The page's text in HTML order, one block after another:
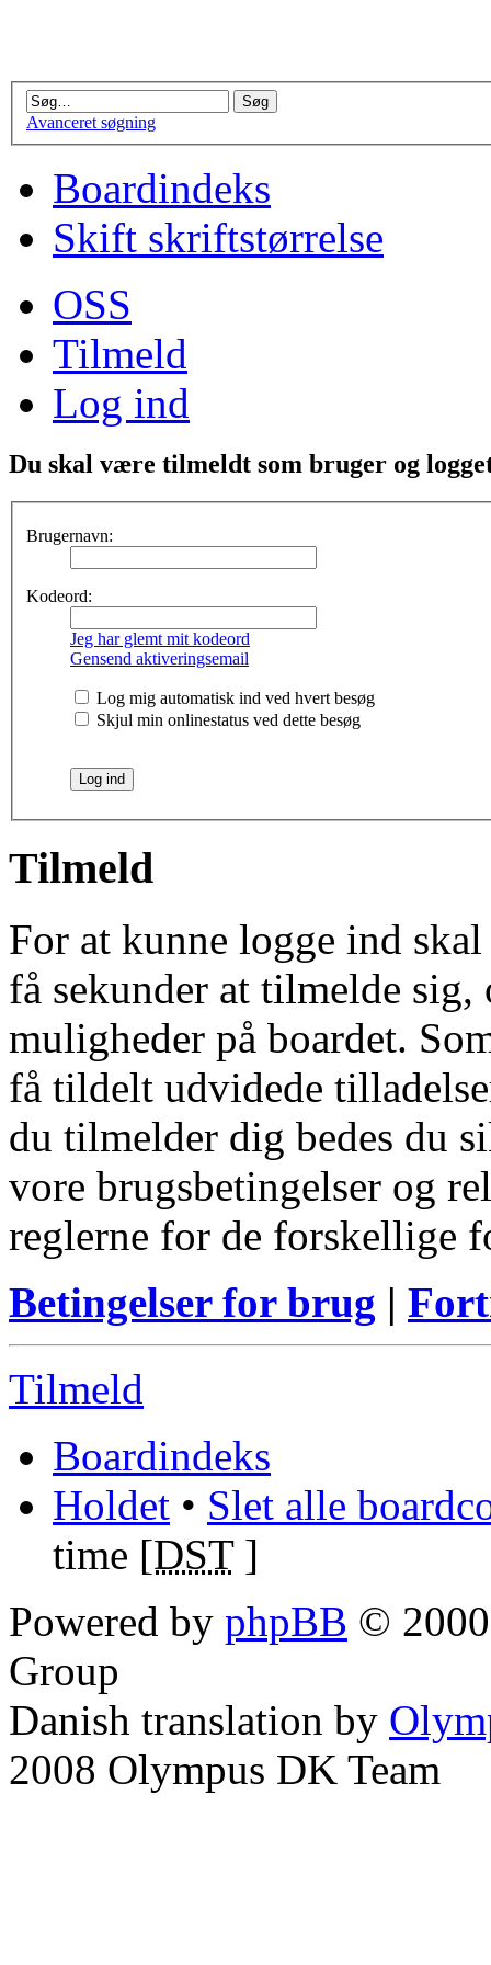
Avanceret søgning
Boardindeks
Skift skriftstørrelse
OSS
Tilmeld
Log ind
Du skal være tilmeldt som bruger og
Brugernavn:
Kodeord:
Jeg har glemt mit kodeord
Gensend aktiveringsemail
Log mig automatisk ind ved hvert besøg
Skjul min onlinestatus ved dette besøg
Tilmeld
For at kunne logge ind
få sekunder at tilmelde
muligheder på boardet.
få tildelt udvidede
du tilmelder dig bedes du
vore brugsbetingelser og
reglerne for de forskellige
Betingelser for brug |
Tilmeld
Boardindeks
Holdet • Slet alle
time [DST]
Powered by phpBB ©
Group
Danish translation by
2008 Olympus DK Team